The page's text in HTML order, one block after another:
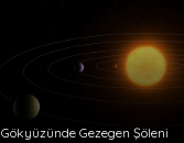
Gökyüzünde Gezegen Şöleni